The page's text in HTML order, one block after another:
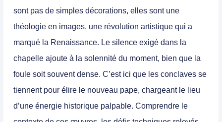
sont pas de simples décorations, elles sont une
théologie en images, une révolution artistique qui a
marqué la Renaissance. Le silence exigé dans la
chapelle ajoute à la solennité du moment, bien que la
foule soit souvent dense. C’est ici que les conclaves se
tiennent pour élire le nouveau pape, chargeant le lieu
d’une énergie historique palpable. Comprendre le